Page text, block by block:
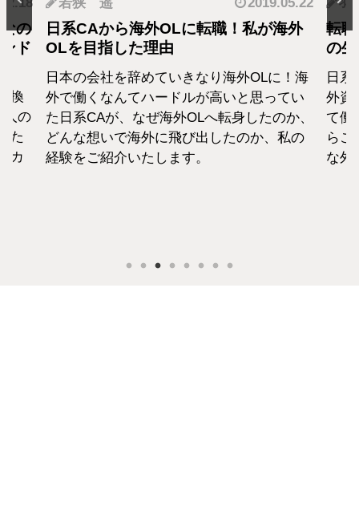
の
ド
換
人の
た
カ
日系CAから海外OLに転職！私が海外
OLを目指した理由
日本の会社を辞めていきなり海外OLに！海
外で働くなんてハードルが高いと思ってい
た日系CAが、なぜ海外OLへ転身したのか、
どんな想いで海外に飛び出したのか、私の
経験をご紹介いたします。
転
の
日
外資
て働
らこ
な外